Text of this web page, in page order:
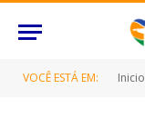
VOCÊ ESTÁ EM: Inicio